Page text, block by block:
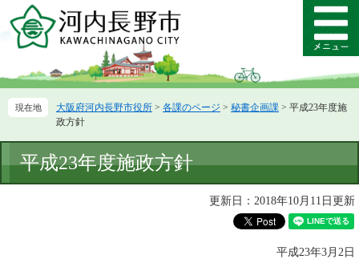
ー
先
ニ
を
て
メ
ニ
ー
大阪府河内長野市役所 > 各課のページ > 秘書企画課 > 平成23年度施
政方針
文
平成23年度施政方針
更新日：2018年10月11日更新
平成23年3月2日